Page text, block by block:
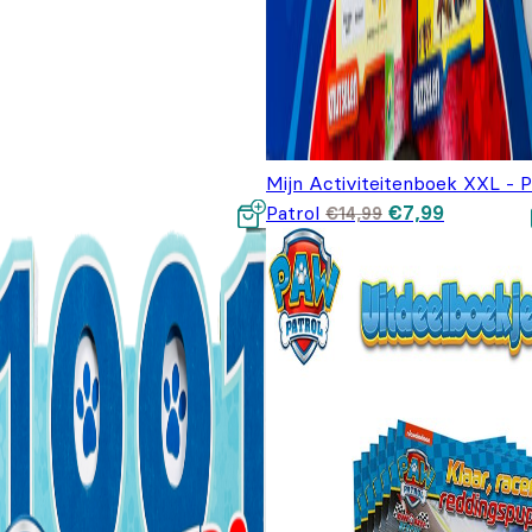
Mijn Activiteitenboek XXL -
Patrol €14,99 Oorspronkelijke
prijs was:
€7,99Huidige
is: €7,99.